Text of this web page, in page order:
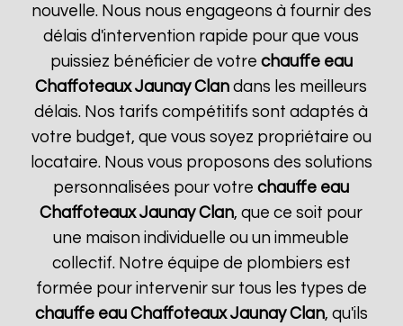
nouvelle. Nous nous engageons à fournir des
délais d'intervention rapide pour que vous
puissiez bénéficier de votre chauffe eau
Chaffoteaux Jaunay Clan dans les meilleurs
délais. Nos tarifs compétitifs sont adaptés à
votre budget, que vous soyez propriétaire ou
locataire. Nous vous proposons des solutions
personnalisées pour votrechauffe eau
Chaffoteaux Jaunay Clan, que ce soit pour
une maison individuelle ou un immeuble
collectif. Notre équipe de plombiers est
formée pour intervenir sur tous les types de
chauffe eau Chaffoteaux Jaunay Clan, qu'ils